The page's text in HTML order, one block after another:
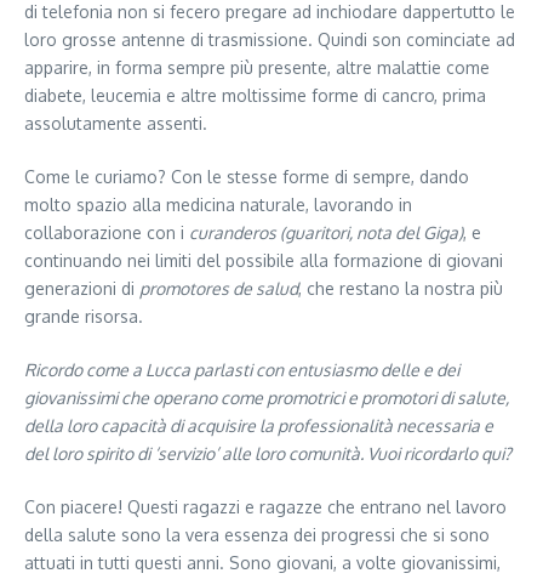
di telefonia non si fecero pregare ad inchiodare dappertutto le
loro grosse antenne di trasmissione. Quindi son cominciate ad
apparire, in forma sempre più presente, altre malattie come
diabete, leucemia e altre moltissime forme di cancro, prima
assolutamente assenti.
Come le curiamo? Con le stesse forme di sempre, dando
molto spazio alla medicina naturale, lavorando in
collaborazione con i curanderos (guaritori, nota del Giga), e
continuando nei limiti del possibile alla formazione di giovani
generazioni di promotores de salud, che restano la nostra più
grande risorsa.
Ricordo come a Lucca parlasti con entusiasmo delle e dei
giovanissimi che operano come promotrici e promotori di salute,
della loro capacità di acquisire la professionalità necessaria e
del loro spirito di ‘servizio’ alle loro comunità. Vuoi ricordarlo qui?
Con piacere! Questi ragazzi e ragazze che entrano nel lavoro
della salute sono la vera essenza dei progressi che si sono
attuati in tutti questi anni. Sono giovani, a volte giovanissimi,